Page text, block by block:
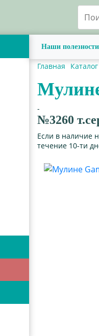
Наши полезности
Главная
-
№3260
Если в наличие
течение 10-ти